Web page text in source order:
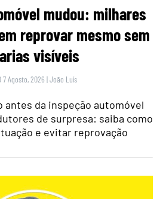
mudou: milhares
reprovar mesmo sem
visíveis
7 Agosto, 2026 |João Luís
antes da inspeção automóvel
de surpresa: saiba como
e evitar reprovação